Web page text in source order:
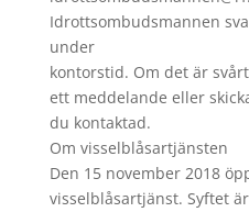
Idrottsombudsmannen
under
kontorstid. Om det är
ett meddelande eller
du kontaktad.
Om visselblåsartjänsten
Den 15 november 2018
visselblåsartjänst. Syftet